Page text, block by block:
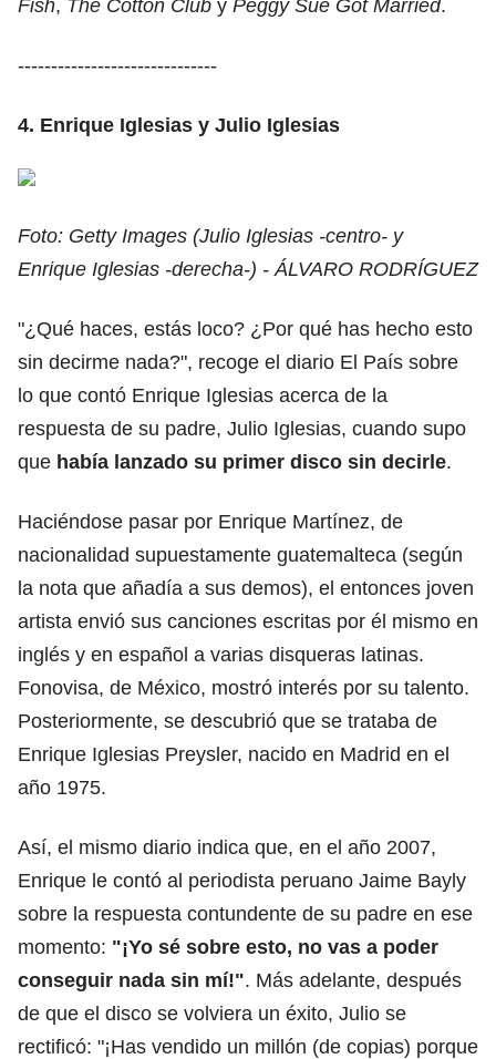
Fish, The Cotton Club y Peggy Sue Got Married.
------------------------------
4. Enrique Iglesias y Julio Iglesias
Foto: Getty Images (Julio Iglesias -centro- y
Enrique Iglesias -derecha-) - ÁLVARO RODRÍGUEZ
"¿Qué haces, estás loco? ¿Por qué has hecho esto
sin decirme nada?", recoge el diario El País sobre
lo que contó Enrique Iglesias acerca de la
respuesta de su padre, Julio Iglesias, cuando supo
que había lanzado su primer disco sin decirle.
Haciéndose pasar por Enrique Martínez, de
nacionalidad supuestamente guatemalteca (según
la nota que añadía a sus demos), el entonces joven
artista envió sus canciones escritas por él mismo en
inglés y en español a varias disqueras latinas.
Fonovisa, de México, mostró interés por su talento.
Posteriormente, se descubrió que se trataba de
Enrique Iglesias Preysler, nacido en Madrid en el
año 1975.
Así, el mismo diario indica que, en el año 2007,
Enrique le contó al periodista peruano Jaime Bayly
sobre la respuesta contundente de su padre en ese
momento: "¡Yo sé sobre esto, no vas a poder
conseguir nada sin mí!". Más adelante, después
de que el disco se volviera un éxito, Julio se
rectificó: "¡Has vendido un millón (de copias) porque